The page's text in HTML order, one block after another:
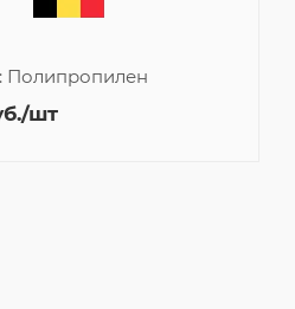
Полипропилен
/шт